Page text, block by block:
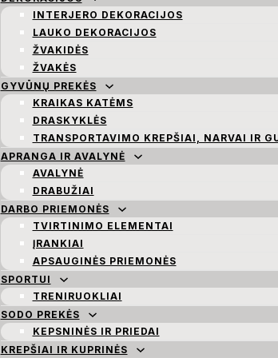
INTERJERO DEKORACIJOS
LAUKO DEKORACIJOS
ŽVAKIDĖS
ŽVAKĖS
GYVŪNŲ PREKĖS
KRAIKAS KATĖMS
DRASKYKLĖS
TRANSPORTAVIMO KREPŠIAI, NARVAI IR
APRANGA IR AVALYNĖ
AVALYNĖ
DRABUŽIAI
DARBO PRIEMONĖS
TVIRTINIMO ELEMENTAI
ĮRANKIAI
APSAUGINĖS PRIEMONĖS
SPORTUI
TRENIRUOKLIAI
SODO PREKĖS
KEPSNINĖS IR PRIEDAI
KREPŠIAI IR KUPRINĖS